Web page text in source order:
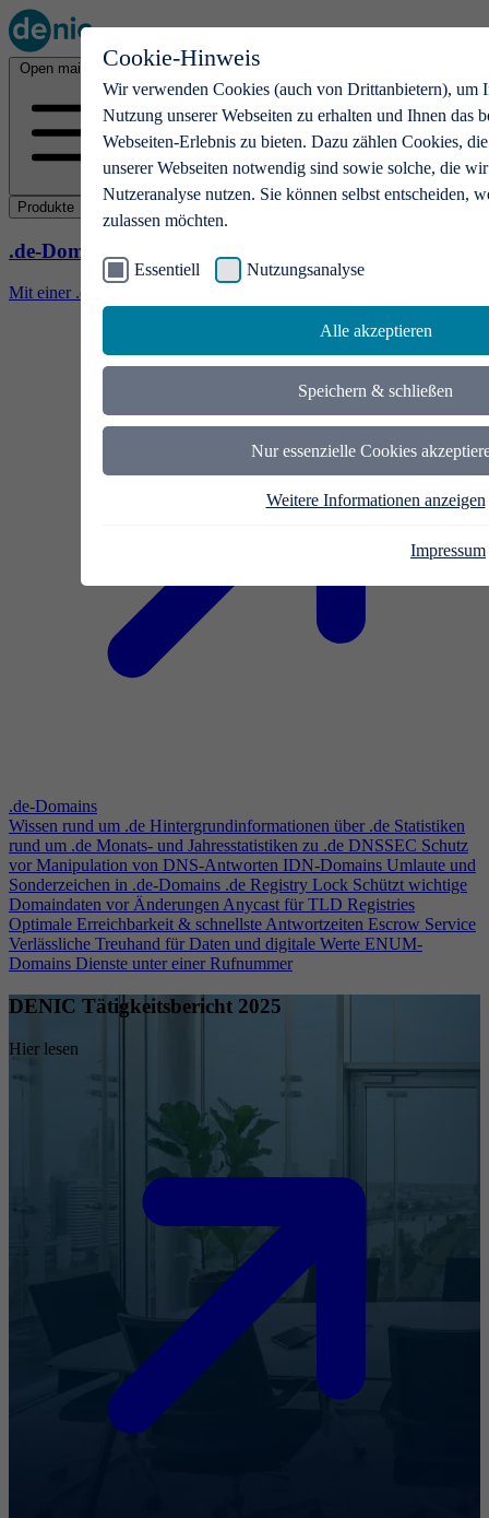
Cookie-Hinweis
Wir verwenden Cookies (auch von Drittanbietern), um
Nutzung unserer Webseiten zu erhalten und Ihnen das
Webseiten-Erlebnis zu bieten. Dazu zählen Cookies,
unserer Webseiten notwendig sind sowie solche, die
Nutzeranalyse nutzen. Sie können selbst entscheiden,
zulassen möchten.
Essentiell Nutzungsanalyse
Alle akzeptieren
Speichern & schließen
Nur essenzielle Cookies
Weitere Informationen anzeigen
Impressum
Open main menu
Produkte
.de-Domains
Mit einer .de-Domain erhalten Ideen eine Bühne
.de-Domains
Wissen rund um .de Hintergrundinformationen über .de Statistiken
rund um .de Monats- und Jahresstatistiken zu .de DNSSEC Schutz
vor Manipulation von DNS-Antworten IDN-Domains Umlaute und
Sonderzeichen in .de-Domains .de Registry Lock Schützt wichtige
Domaindaten vor ÄnderungenAnycast für TLD Registries
Optimale Erreichbarkeit & schnellste Antwortzeiten Escrow Service
Verlässliche Treuhand für Daten und digitale Werte ENUM-
Domains Dienste unter einer Rufnummer
DENIC Tätigkeitsbericht 2025
Hier lesen